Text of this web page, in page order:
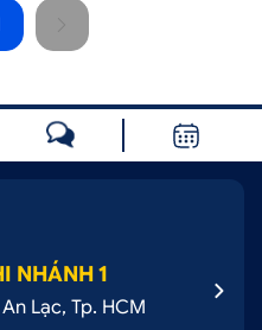
NHÁNH 1
Lạc, Tp. HCM